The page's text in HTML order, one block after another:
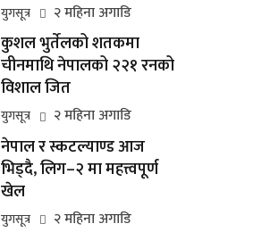
युगसूत्र २ महिना अगाडि
कुशल भुर्तेलको शतकमा
चीनमाथि नेपालको २२१ रनको
विशाल जित
युगसूत्र २ महिना अगाडि
नेपाल र स्कटल्याण्ड आज
भिड्दै, लिग–२ मा महत्त्वपूर्ण
खेल
युगसूत्र २ महिना अगाडि